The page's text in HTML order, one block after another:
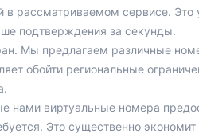
в рассматриваемом сервисе.
подтверждения за секунды.
Мы предлагаем различные
обойти региональные
виртуальные номера
Это существенно